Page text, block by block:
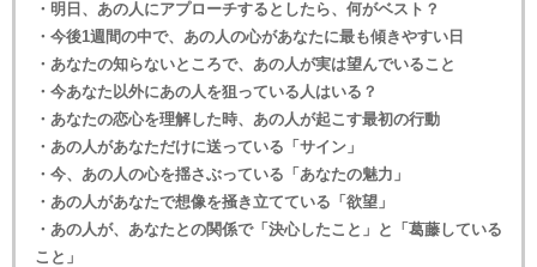
・明日、あの人にアプローチするとしたら、何がベスト？
・今後1週間の中で、あの人の心があなたに最も傾きやすい日
・あなたの知らないところで、あの人が実は望んでいること
・今あなた以外にあの人を狙っている人はいる？
・あなたの恋心を理解した時、あの人が起こす最初の行動
・あの人があなただけに送っている「サイン」
・今、あの人の心を揺さぶっている「あなたの魅力」
・あの人があなたで想像を掻き立てている「欲望」
・あの人が、あなたとの関係で「決心したこと」と「葛藤している
こと」